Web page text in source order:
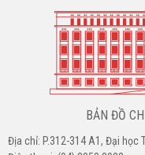
BẢN ĐỒ
Địa chỉ: P.312-314 A1, Đại học